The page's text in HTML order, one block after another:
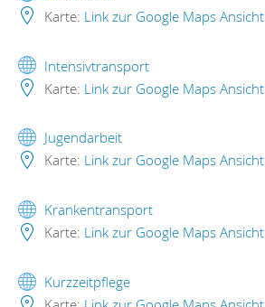
Karte: Link zur Google Maps Ansicht
Intensivtransport
Karte: Link zur Google Maps Ansicht
Jugendarbeit
Karte: Link zur Google Maps Ansicht
Krankentransport
Karte: Link zur Google Maps Ansicht
Kurzzeitpflege